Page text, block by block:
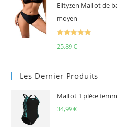
Elityzen Maillot de
moyen
25,89€
Les Dernier Produits
Maillot 1 pièce
34,99€